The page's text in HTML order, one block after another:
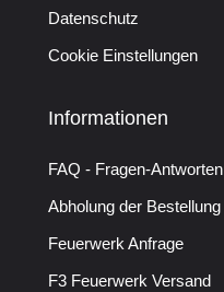
Datenschutz
Cookie Einstellungen
Informationen
FAQ - Fragen-Antworten
Abholung der Bestellung
Feuerwerk Anfrage
F3 Feuerwerk Versand